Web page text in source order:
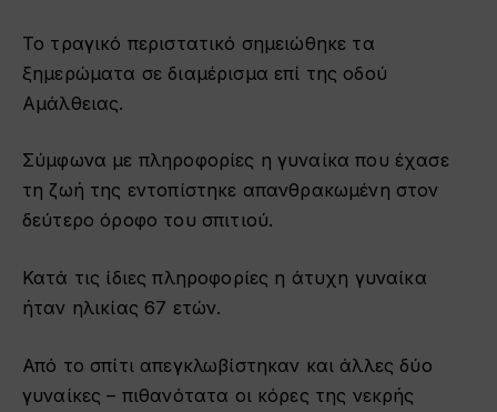
Το τραγικό περιστατικό σημειώθηκε τα
ξημερώματα σε διαμέρισμα επί της οδού
Αμάλθειας.
Σύμφωνα με πληροφορίες η γυναίκα που έχασε
τη ζωή της εντοπίστηκε απανθρακωμένη στον
δεύτερο όροφο του σπιτιού.
Κατά τις ίδιες πληροφορίες η άτυχη γυναίκα
ήταν ηλικίας 67 ετών.
Από το σπίτι απεγκλωβίστηκαν και άλλες δύο
γυναίκες – πιθανότατα οι κόρες της νεκρής